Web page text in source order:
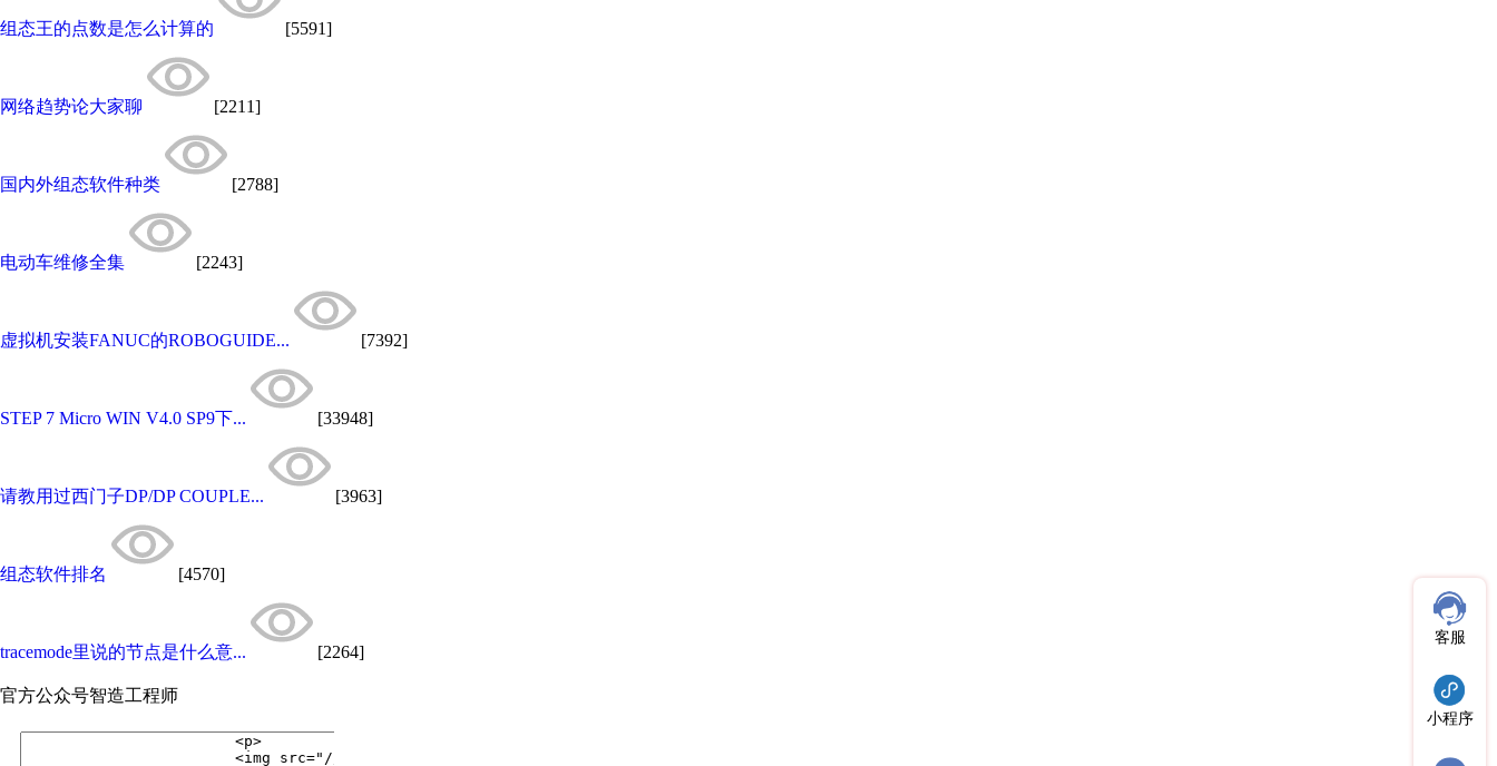
组态王的点数是怎么计算的 [5591]
网络趋势论大家聊 [2211]
国内外组态软件种类 [2788]
电动车维修全集 [2243]
虚拟机安装FANUC的ROBOGUIDE... [7392]
STEP 7 Micro WIN V4.0 SP9下... [33948]
请教用过西门子DP/DP COUPLE... [3963]
组态软件排名 [4570]
tracemode里说的节点是什么意... [2264]
官方公众号智造工程师
客服
小程序